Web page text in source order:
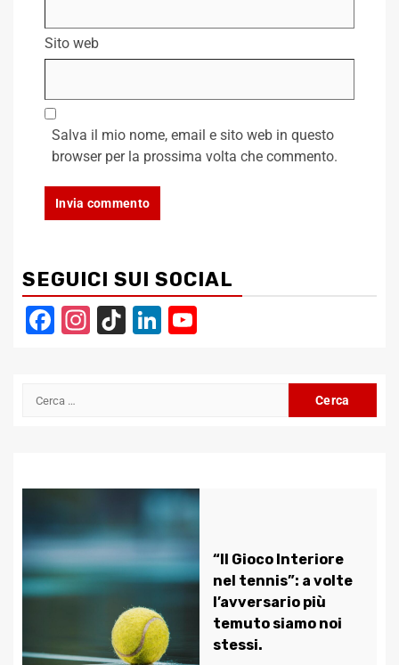
Sito web
Salva il mio nome, email e sito web in questo
browser per la prossima volta che commento.
SEGUICI SUI SOCIAL
Facebook
Instagram
TikTokLinkedIn
Ricerca
“Il Gioco Interiore
nel tennis”: a volte
l’avversario più
temuto siamo noi
stessi.